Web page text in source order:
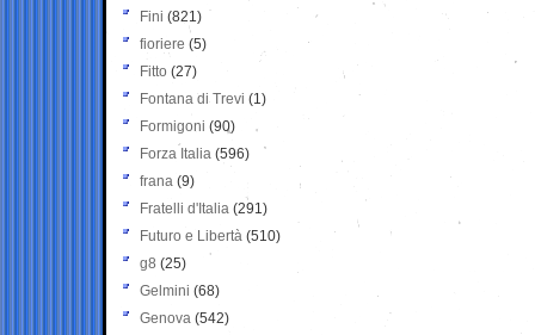
Fini (821)
fioriere (5)
Fitto (27)
Fontana di Trevi (1)
Formigoni (90)
Forza Italia (596)
frana (9)
Fratelli d'Italia (291)
Futuro e Libertà (510)
g8 (25)
Gelmini (68)
Genova (542)